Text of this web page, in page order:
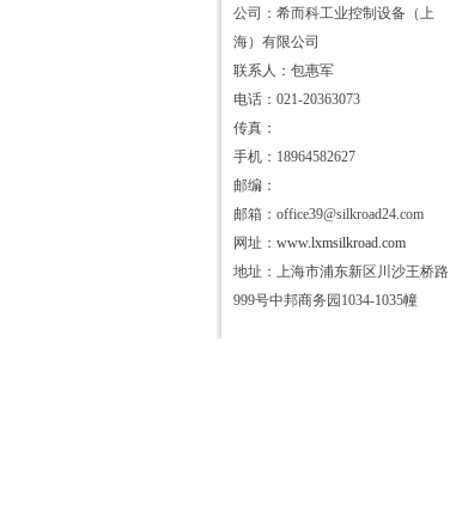
公司：希而科工业控制设备（上
海）有限公司
联系人：包惠军
电话：021-20363073
传真：
手机：18964582627
邮编：
邮箱：office39@silkroad24.com
网址： www.lxmsilkroad.com
地址：上海市浦东新区川沙王桥路
999号中邦商务园1034-1035幢